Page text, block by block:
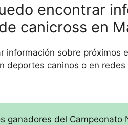
encontrar
canicross en
información sobre próximos
deportes caninos o en
ganadores del Campeonato